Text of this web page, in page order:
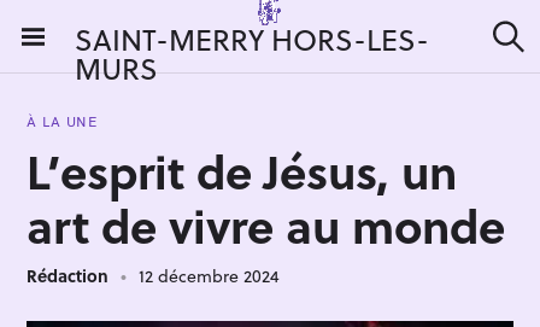
i
SAINT-MERRY HORS-LES-
MURS e
À LA UNE
L’esprit de Jésus, un
art de vivre au monde
Rédaction 12 décembre 2024